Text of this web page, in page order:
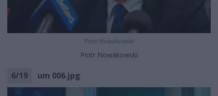
Piotr Nowakowski
Piotr Nowakowski
6/19 um 006.jpg